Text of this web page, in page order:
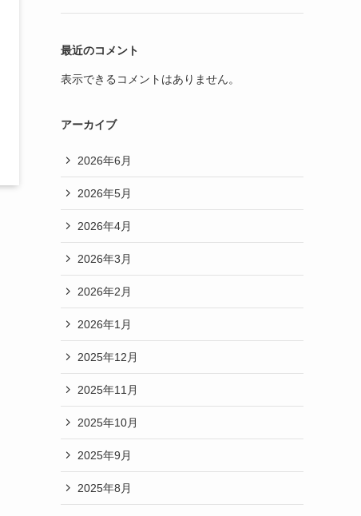
最近のコメント
表示できるコメントはありません。
アーカイブ
2026年6月
2026年5月
2026年4月
2026年3月
2026年2月
2026年1月
2025年12月
2025年11月
2025年10月
2025年9月
2025年8月